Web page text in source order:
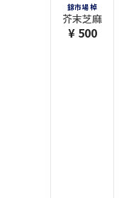
錦市場 棹
芥末芝麻
¥ 500